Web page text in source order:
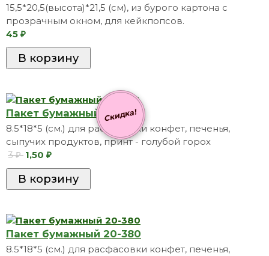
15,5*20,5(высота)*21,5 (см), из бурого картона с
прозрачным окном, для кейкпопсов.
45 ₽
Скидка!
Пакет бумажный 20-382
8.5*18*5 (см.) для расфасовки конфет, печенья,
сыпучих продуктов, принт - голубой горох
3₽ 1,50 ₽
Пакет бумажный 20-380
8.5*18*5 (см.) для расфасовки конфет, печенья,